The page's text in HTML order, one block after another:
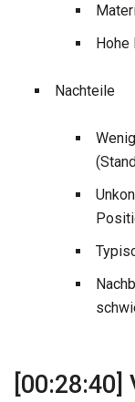
Nachteile